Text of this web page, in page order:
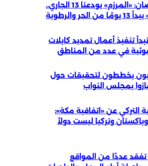
عيسى رمضان: «المرزم» يودعنا 13 الجاري..
والرطوبة
تبدأ تنفيذ أعمال تمديد كابلات
في عدد من المناطق
يخططون لتحقيقات حول
بمجلس النواب
التركي عن «اتفاقية مكة»:
وتركيا ليست دولاً
تفقد عددًا من المواقع